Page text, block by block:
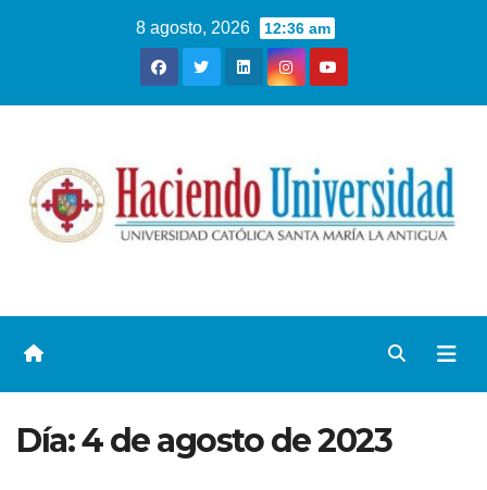
8 agosto, 2026 12:36 am
Día:4 de agosto de 2023